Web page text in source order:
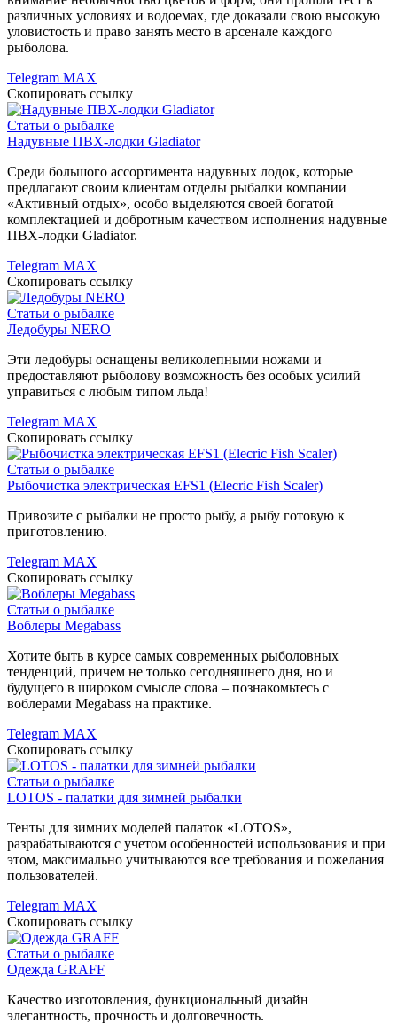
различных условиях и водоемах, где доказали свою высокую
уловистость и право занять место в арсенале каждого
рыболова.
Telegram MAX
Скопировать ссылку
Статьи о рыбалке
Надувные ПВХ-лодки Gladiator
Среди большого ассортимента надувных лодок, которые
предлагают своим клиентам отделы рыбалки компании
«Активный отдых», особо выделяются своей богатой
комплектацией и добротным качеством исполнения надувные
ПВХ-лодки Gladiator.
Telegram MAX
Скопировать ссылку
Статьи о рыбалке
Ледобуры NERO
Эти ледобуры оснащены великолепными ножами и
предоставляют рыболову возможность без особых усилий
управиться с любым типом льда!
Telegram MAX
Скопировать ссылку
Статьи о рыбалке
Рыбочистка электрическая EFS1 (Elecric Fish Scaler)
Привозите с рыбалки не просто рыбу, а рыбу готовую к
приготовлению.
Telegram MAX
Скопировать ссылку
Статьи о рыбалке
Воблеры Megabass
Хотите быть в курсе самых современных рыболовных
тенденций, причем не только сегодняшнего дня, но и
будущего в широком смысле слова – познакомьтесь с
воблерами Megabass на практике.
Telegram MAX
Скопировать ссылку
Статьи о рыбалке
LOTOS - палатки для зимней рыбалки
Тенты для зимних моделей палаток «LOTOS»,
разрабатываются с учетом особенностей использования и при
этом, максимально учитываются все требования и пожелания
пользователей.
Telegram MAX
Скопировать ссылку
Статьи о рыбалке
Одежда GRAFF
Качество изготовления, функциональный дизайн
элегантность, прочность и долговечность.